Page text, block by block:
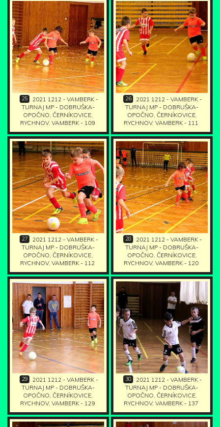
25
2021 1212 - VAMBERK -
TURNAJ MP - DOBRUŠKA-
OPOČNO, ČERNÍKOVICE,
RYCHNOV, VAMBERK - 109
26
2021 1212 - VAMBERK -
TURNAJ MP - DOBRUŠKA-
OPOČNO, ČERNÍKOVICE,
RYCHNOV, VAMBERK - 111
27
2021 1212 - VAMBERK -
TURNAJ MP - DOBRUŠKA-
OPOČNO, ČERNÍKOVICE,
RYCHNOV, VAMBERK - 112
28
2021 1212 - VAMBERK -
TURNAJ MP - DOBRUŠKA-
OPOČNO, ČERNÍKOVICE,
RYCHNOV, VAMBERK - 120
29
2021 1212 - VAMBERK -
TURNAJ MP - DOBRUŠKA-
OPOČNO, ČERNÍKOVICE,
RYCHNOV, VAMBERK - 129
30
2021 1212 - VAMBERK -
TURNAJ MP - DOBRUŠKA-
OPOČNO, ČERNÍKOVICE,
RYCHNOV, VAMBERK - 137